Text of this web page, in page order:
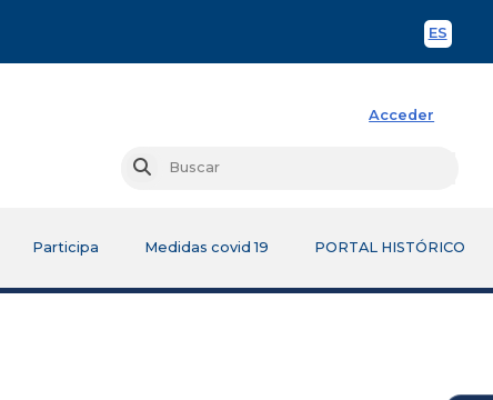
ES
Acceder
Buscar
Participa Medidas covid 19 PORTAL HISTÓRICO